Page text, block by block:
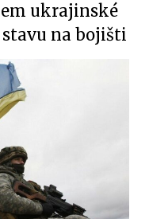
ukrajinské
na bojišti